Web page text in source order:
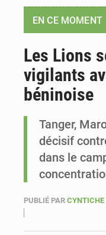
EN CE MOMENT
Les Lions
vigilants
béninoise
Tanger,
décisif
dans le
PUBLIÉ PAR CYNTICHE